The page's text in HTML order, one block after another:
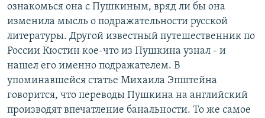
ознакомься она с Пушкиным, вряд ли бы она
изменила мысль о подражательности русской
литературы. Другой известный путешественник по
России Кюстин кое-что из Пушкина узнал - и
нашел его именно подражателем. В
упоминавшейся статье Михаила Эпштейна
говорится, что переводы Пушкина на английский
производят впечатление банальности. То же самое